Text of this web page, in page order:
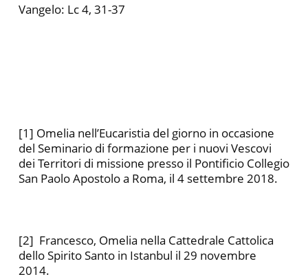
Vangelo: Lc 4, 31-37
[1] Omelia nell’Eucaristia del giorno in occasione
del Seminario di formazione per i nuovi Vescovi
dei Territori di missione presso il Pontificio Collegio
San Paolo Apostolo a Roma, il 4 settembre 2018.
[2] Francesco, Omelia nella Cattedrale Cattolica
dello Spirito Santo in Istanbul il 29 novembre
2014.